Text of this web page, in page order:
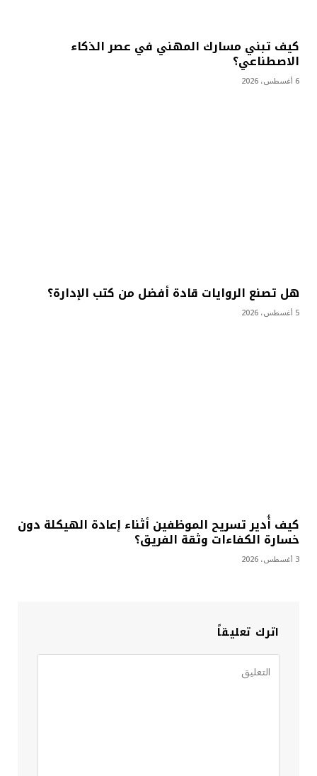
كيف تبني مسارك المهني في عصر الذكاء
الاصطناعي؟
6 أغسطس، 2026
هل تصنع الروايات قادة أفضل من كتب الإدارة؟
5 أغسطس، 2026
كيف أُدير تسريح الموظفين أثناء إعادة الهيكلة دون
خسارة الكفاءات وثقة الفريق؟
3 أغسطس، 2026
اترك تعليقاً